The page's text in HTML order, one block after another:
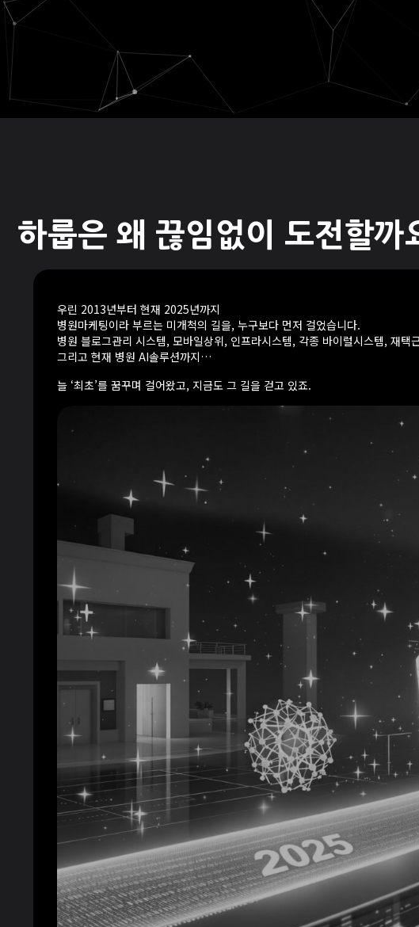
하룹은 왜 끊임없이 도전할까
우린 2013년부터 현재 2025년까지
병원마케팅이라 부르는 미개척의 길을, 누구보다 먼저 걸었습니다.
병원 블로그관리 시스템, 모바일상위, 인프라시스템, 각종 바이럴시스템, 재택
그리고 현재 병원 AI솔루션까지…
늘 ‘최초’를 꿈꾸며 걸어왔고, 지금도 그 길을 걷고 있죠.